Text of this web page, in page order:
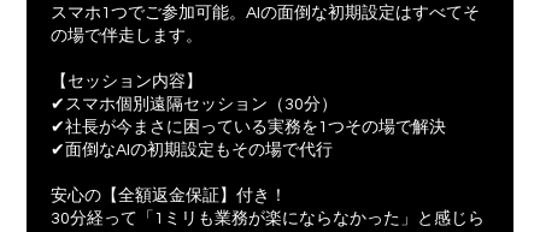
スマホ1つでご参加可能。AIの面倒な初期設定はすべてそ
の場で伴走します。
【セッション内容】
✔スマホ個別遠隔セッション（30分）
✔社長が今まさに困っている実務を1つその場で解決
✔面倒なAIの初期設定もその場で代行
安心の【全額返金保証】付き！
30分経って「1ミリも業務が楽にならなかった」と感じら